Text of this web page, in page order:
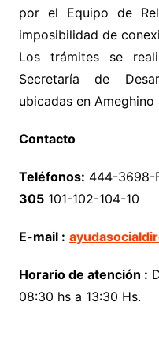
por el Equipo de
imposibilidad de
Los trámites se
Secretaría de
ubicadas en
Contacto
Teléfonos: 444-3698-
305101-102-104-10
E-mail :
Horario de atención :
08:30 hs a 13:30 Hs.